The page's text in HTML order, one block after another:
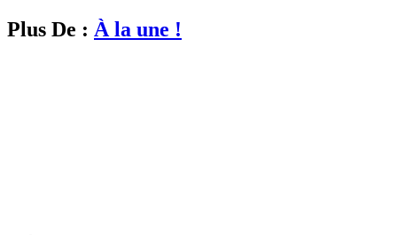
Plus De : À la une !